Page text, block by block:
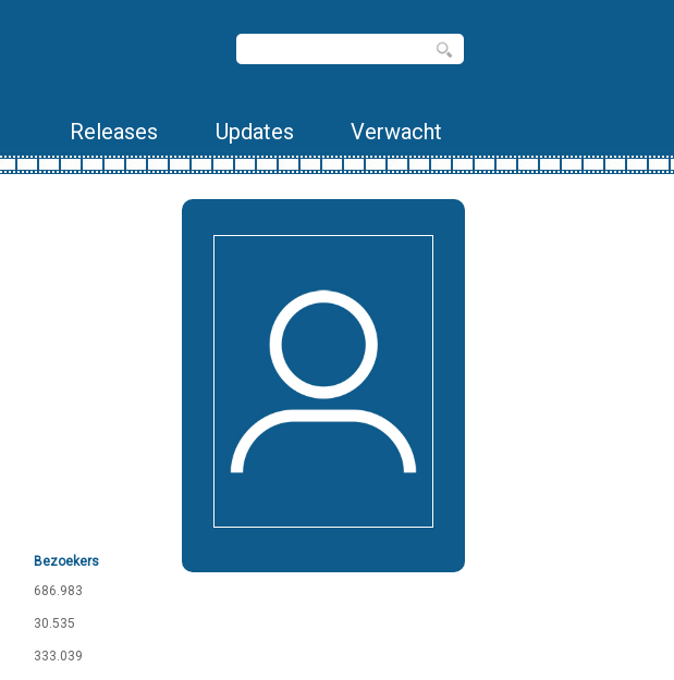
Releases Updates Verwacht
Bezoekers
686.983
30.535
333.039